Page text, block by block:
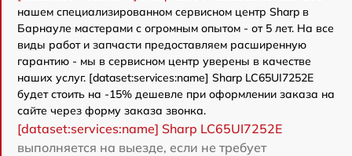
нашем специализированном сервисном центр Sharp в
Барнауле мастерами с огромным опытом - от 5 лет. На все
виды работ и запчасти предоставляем расширенную
гарантию - мы в сервисном центр уверены в качестве
наших услуг. [dataset:services:name] Sharp LC65UI7252E
будет стоить на -15% дешевле при оформлении заказа на
сайте через форму заказа звонка.
[dataset:services:name] Sharp LC65UI7252E
выполняется на выезде, если не требует